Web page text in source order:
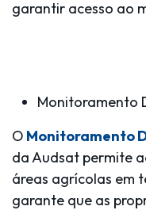
garantir acesso ao
Monitoramento
O Monitoramento
da Audsat permite
áreas agrícolas em
garante que as